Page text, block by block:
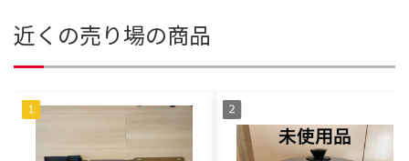
近くの売り場の商品